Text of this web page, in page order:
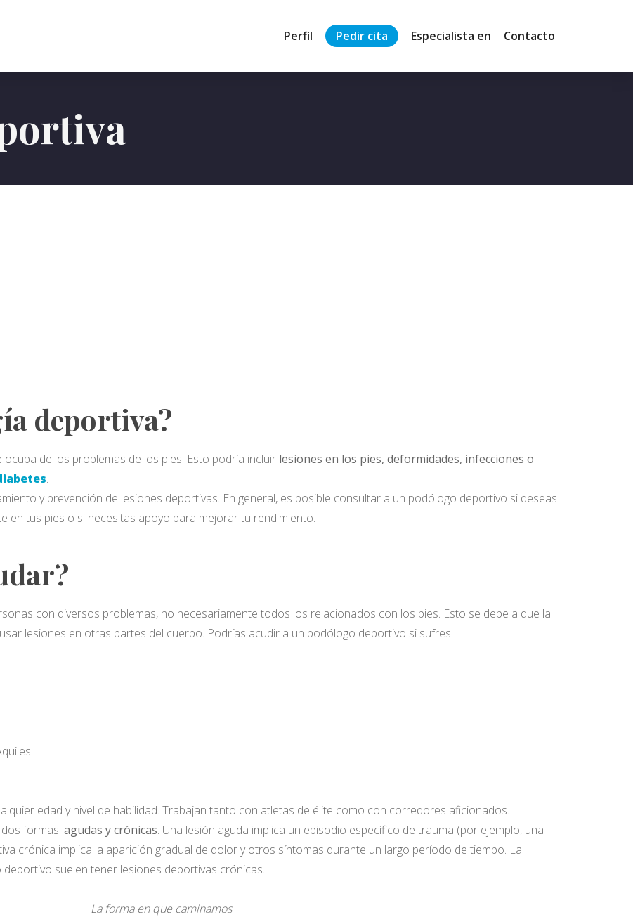
Perfil Pedir cita Especialista en Contacto
deportiva?
de los problemas de los pies. Esto podría incluir lesiones en los pies, deformidades, infecciones o
.
y prevención de lesiones deportivas. En general, es posible consultar a un podólogo deportivo si deseas
en tus pies o si necesitas apoyo para mejorar tu rendimiento.
con diversos problemas, no necesariamente todos los relacionados con los pies. Esto se debe a que la
lesiones en otras partes del cuerpo. Podrías acudir a un podólogo deportivo si sufres:
edad y nivel de habilidad. Trabajan tanto con atletas de élite como con corredores aficionados.
formas: agudas y crónicas. Una lesión aguda implica un episodio específico de trauma (por ejemplo, una
crónica implica la aparición gradual de dolor y otros síntomas durante un largo período de tiempo. La
suelen tener lesiones deportivas crónicas.
La forma en que caminamos